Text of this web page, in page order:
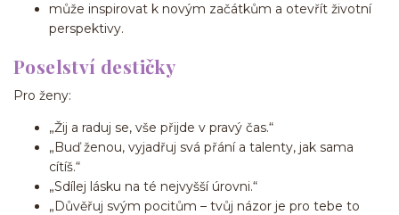
může inspirovat k novým začátkům a otevřít životní
perspektivy.
Poselství destičky
Pro ženy:
„Žij a raduj se, vše přijde v pravý čas.“
„Buď ženou, vyjadřuj svá přání a talenty, jak sama
cítíš.“
„Sdílej lásku na té nejvyšší úrovni.“
„Důvěřuj svým pocitům – tvůj názor je pro tebe to